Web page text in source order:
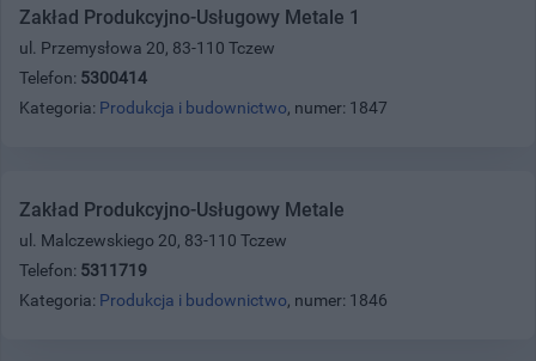
Zakład Produkcyjno-Usługowy Metale 1
ul. Przemysłowa 20, 83-110 Tczew
Telefon: 5300414
Kategoria: Produkcja i budownictwo, numer: 1847
Zakład Produkcyjno-Usługowy Metale
ul. Malczewskiego 20, 83-110 Tczew
Telefon: 5311719
Kategoria: Produkcja i budownictwo, numer: 1846